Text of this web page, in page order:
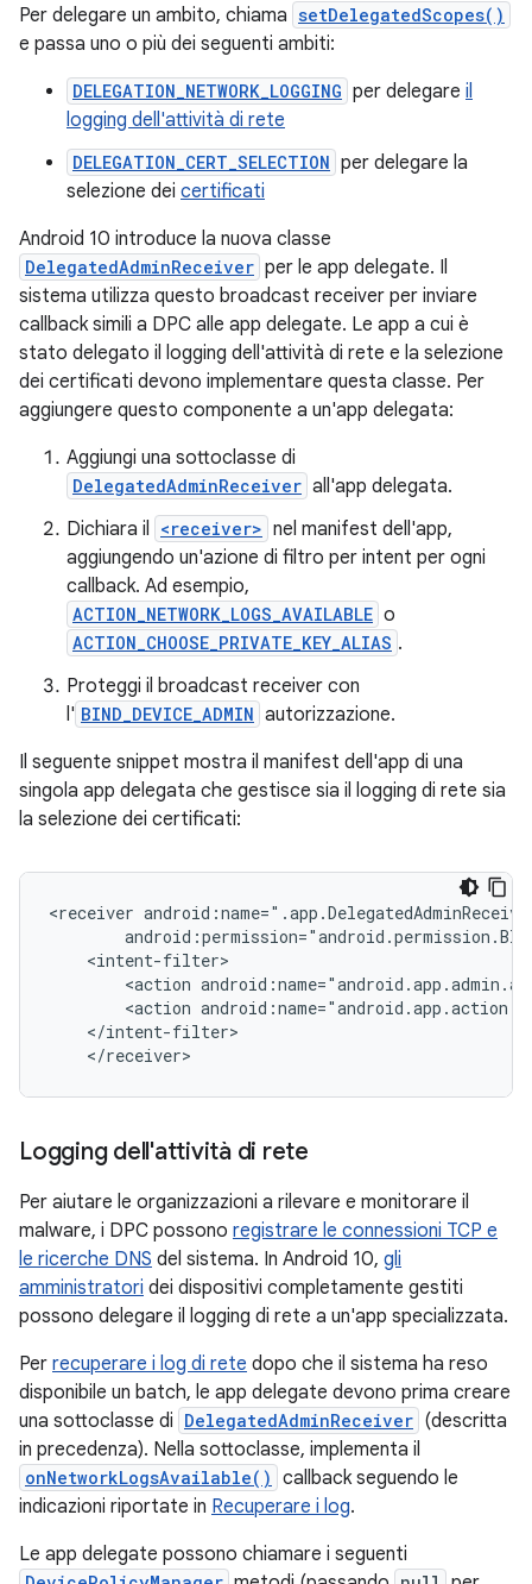
Per delegare un ambito, chiama setDelegatedScopes()
e passa uno o più dei seguenti ambiti:
DELEGATION_NETWORK_LOGGING per delegare il
logging dell'attività di rete
DELEGATION_CERT_SELECTION per delegare la
selezione dei certificati
Android 10 introduce la nuova classe
DelegatedAdminReceiver per le app delegate. Il
sistema utilizza questo broadcast receiver per inviare
callback simili a DPC alle app delegate. Le app a cui è
stato delegato il logging dell'attività di rete e la selezione
dei certificati devono implementare questa classe. Per
aggiungere questo componente a un'app delegata:
Aggiungi una sottoclasse di
DelegatedAdminReceiver all'app delegata.
Dichiara il <receiver> nel manifest dell'app,
aggiungendo un'azione di filtro per intent per ogni
callback. Ad esempio,
ACTION_NETWORK_LOGS_AVAILABLE o
ACTION_CHOOSE_PRIVATE_KEY_ALIAS .
Proteggi il broadcast receiver con
l' BIND_DEVICE_ADMIN autorizzazione.
Il seguente snippet mostra il manifest dell'app di una
singola app delegata che gestisce sia il logging di rete sia
la selezione dei certificati:
<receiver
<action
<action
Logging dell'attività di rete
Per aiutare le organizzazioni a rilevare e monitorare il
malware, i DPC possono registrare le connessioni TCP e
le ricerche DNS del sistema. In Android 10, gli
amministratori dei dispositivi completamente gestiti
possono delegare il logging di rete a un'app specializzata.
Per recuperare i log di rete dopo che il sistema ha reso
disponibile un batch, le app delegate devono prima creare
una sottoclasse di DelegatedAdminReceiver (descritta
in precedenza). Nella sottoclasse, implementa il
onNetworkLogsAvailable() callback seguendo le
indicazioni riportate in Recuperare i log.
Le app delegate possono chiamare i seguenti